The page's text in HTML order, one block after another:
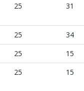
25 31
25
34
25
15
25 15